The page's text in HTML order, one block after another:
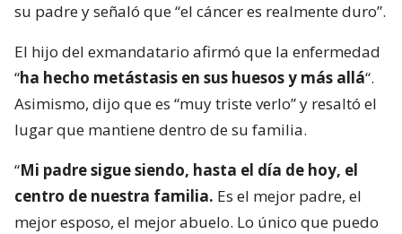
su padre y señaló que “el cáncer es realmente duro”.
El hijo del exmandatario afirmó que la enfermedad
“ha hecho metástasis en sus huesos y más allá“.
Asimismo, dijo que es “muy triste verlo” y resaltó el
lugar que mantiene dentro de su familia.
“Mi padre sigue siendo, hasta el día de hoy, el
centro de nuestra familia. Es el mejor padre, el
mejor esposo, el mejor abuelo. Lo único que puedo